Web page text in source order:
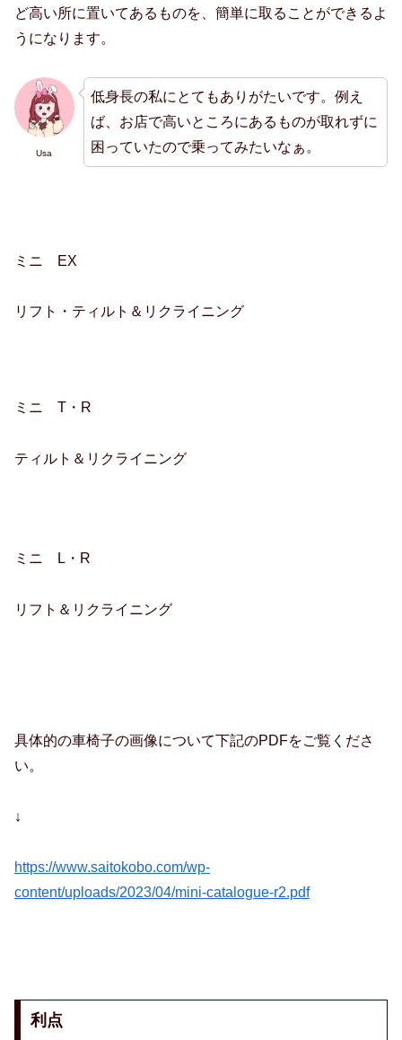
ど高い所に置いてあるものを、簡単に取ることができるよ
うになります。
Usa
低身長の私にとてもありがたいです。例え
ば、お店で高いところにあるものが取れずに
困っていたので乗ってみたいなぁ。
ミニ EX
リフト・ティルト＆リクライニング
ミニ T・R
ティルト＆リクライニング
ミニ L・R
リフト＆リクライニング
具体的の車椅子の画像について下記のPDFをご覧くださ
い。
↓
https://www.saitokobo.com/wp-
content/uploads/2023/04/mini-catalogue-r2.pdf
利点